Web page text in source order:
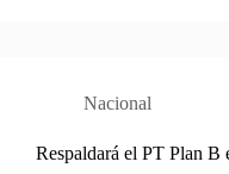
Nacional
Respaldará el PT Plan B